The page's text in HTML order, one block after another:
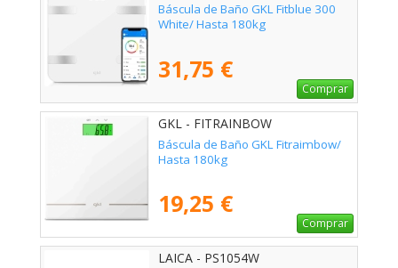
Báscula de Baño GKL Fitblue 300
White/ Hasta 180kg
31,75 €
Comprar
GKL - FITRAINBOW
Báscula de Baño GKL Fitraimbow/
Hasta 180kg
19,25 €
Comprar
LAICA - PS1054W